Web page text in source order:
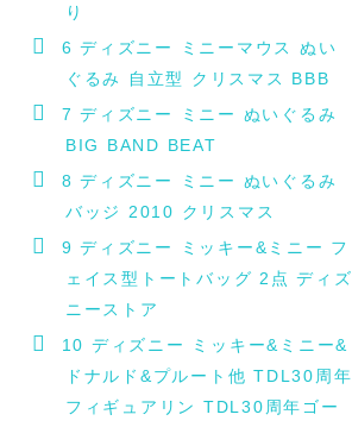
り
6 ディズニー ミニーマウス ぬい
ぐるみ 自立型 クリスマス BBB
7 ディズニー ミニー ぬいぐるみ
BIG BAND BEAT
8 ディズニー ミニー ぬいぐるみ
バッジ 2010 クリスマス
9 ディズニー ミッキー&ミニー フ
ェイス型トートバッグ 2点 ディズ
ニーストア
10 ディズニー ミッキー&ミニー&
ドナルド&プルート他 TDL30周年
フィギュアリン TDL30周年ゴー